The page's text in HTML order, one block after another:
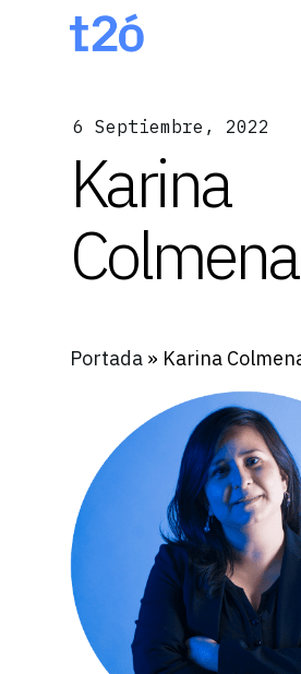
6 Septiembre, 2022
Karina
Portada » Karina